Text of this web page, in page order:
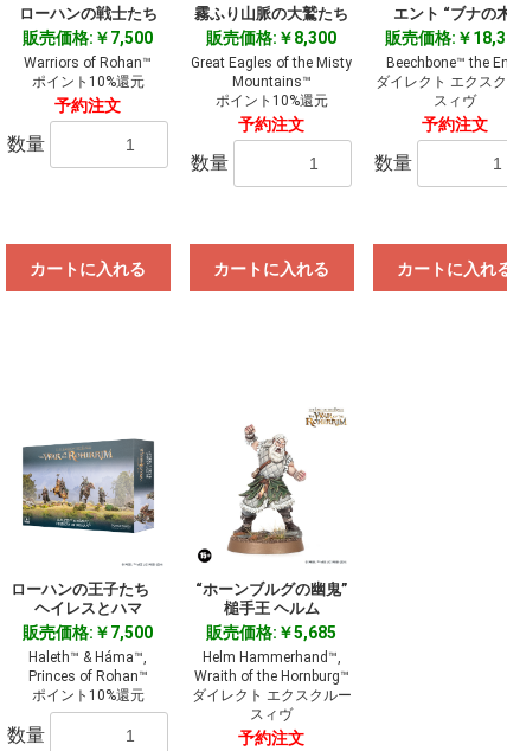
ローハンの戦士たち
販売価格:￥7,500
Warriors of Rohan™
ポイント10%還元
予約注文
数量
カートに入れる
霧ふり山脈の大鷲たち
販売価格:￥8,300
Great Eagles of the Misty
Mountains™
ポイント10%還元
予約注文
数量
カートに入れる
エント “ブナの
販売価格:￥
Beechbone™ the
ダイレクト エクス
スィヴ
予約注文
数量
カートに入れ
ローハンの王子たち
ヘイレスとハマ
販売価格:￥7,500
Haleth™ & Háma™,
Princes of Rohan™
ポイント10%還元
数量
“ホーンブルグの幽鬼”
槌手王 ヘルム
販売価格:￥5,685
Helm Hammerhand™,
Wraith of the Hornburg™
ダイレクト エクスクルー
スィヴ
予約注文
お買い物を続ける カートへ進む